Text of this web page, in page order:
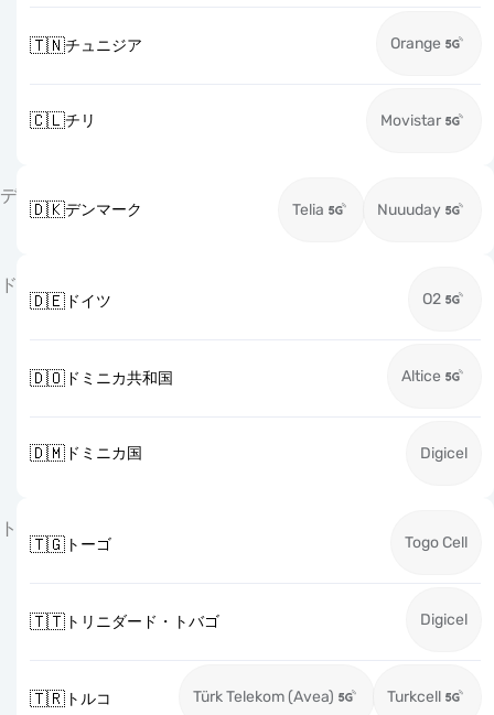
🇹🇳チュニジア Orange
🇨🇱チリ Movistar
デ
🇩🇰デンマーク Telia Nuuuday
ド
🇩🇪ドイツ O2
🇩🇴ドミニカ共和国 Altice
🇩🇲ドミニカ国 Digicel
ト
🇹🇬トーゴ Togo Cell
🇹🇹トリニダード・トバゴ Digicel
🇹🇷トルコ Türk Telekom (Avea) Turkcell